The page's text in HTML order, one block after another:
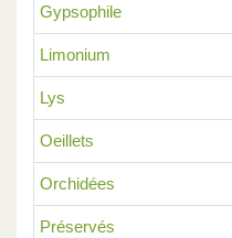
Gypsophile
Limonium
Lys
Oeillets
Orchidées
Préservés